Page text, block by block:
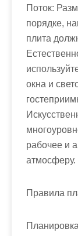
Поток:
порядке,
плита
окна и
рабочее и
атмосферу.
Правила